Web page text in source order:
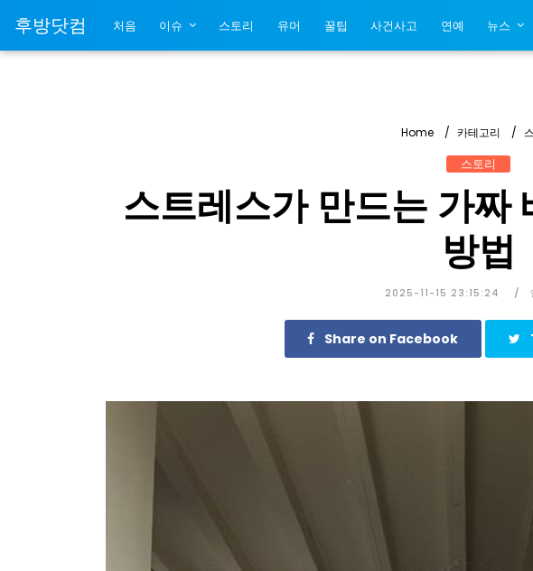
후방닷컴 처음 이슈 스토리 유머 꿀팁 사건사고 연예 뉴스
Home 카테고리
스토리
스트레스가 만드는 가짜
방법
2025-11-15 23:15:24
Share on Facebook